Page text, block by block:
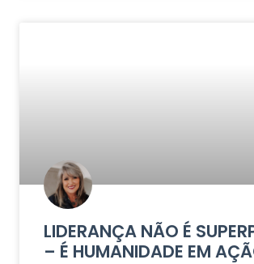
LIDERANÇA NÃO É
– É HUMANIDADE EM